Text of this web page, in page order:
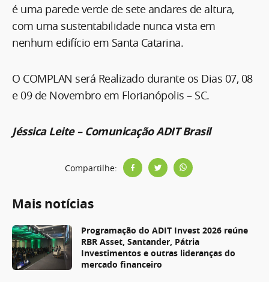
é uma parede verde de sete andares de altura,
com uma sustentabilidade nunca vista em
nenhum edifício em Santa Catarina.
O COMPLAN será Realizado durante os Dias 07, 08
e 09 de Novembro em Florianópolis – SC.
Jéssica Leite – Comunicação ADIT Brasil
Compartilhe:
Mais notícias
Programação do ADIT Invest 2026 reúne
RBR Asset, Santander, Pátria
Investimentos e outras lideranças do
mercado financeiro